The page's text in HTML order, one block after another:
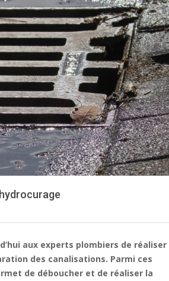
aux experts plombiers de réaliser
des canalisations. Parmi ces
de déboucher et de réaliser la